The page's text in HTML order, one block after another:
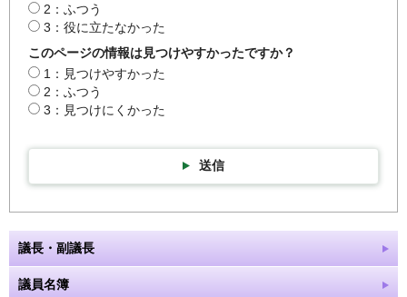
2：ふつう
3：役に立たなかった
このページの情報は見つけやすかったですか？
1：見つけやすかった
2：ふつう
3：見つけにくかった
送信
議長・副議長
議員名簿